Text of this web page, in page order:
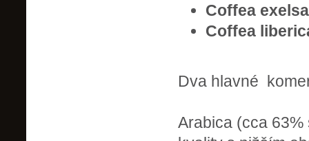
Coffea exelsa
Coffea
Dva hlavné
Arabica (cca